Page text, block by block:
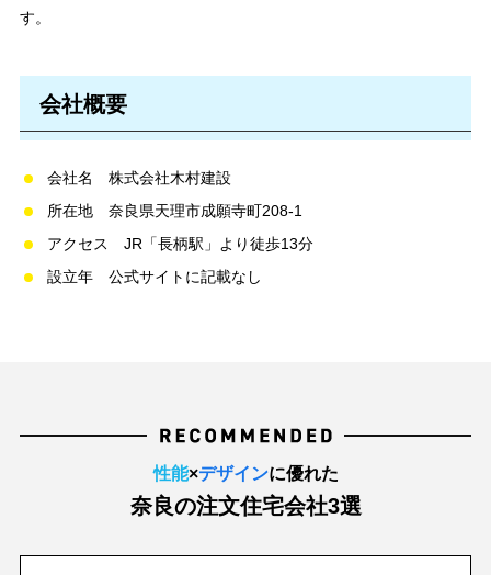
す。
会社概要
会社名 株式会社⽊村建設
所在地 奈良県天理市成願寺町208-1
アクセス JR「⻑柄駅」より徒歩13分
設立年 公式サイトに記載なし
性能×デザインに優れた
奈良の注文住宅会社3選